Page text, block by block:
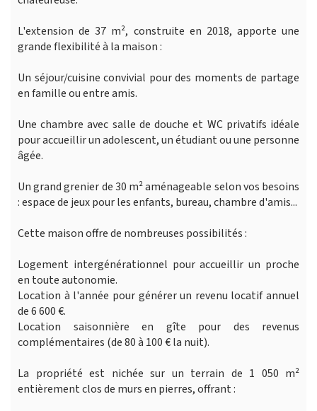
L'extension de 37 m², construite en 2018, apporte une
grande flexibilité à la maison :
Un séjour/cuisine convivial pour des moments de partage
en famille ou entre amis.
Une chambre avec salle de douche et WC privatifs idéale
pour accueillir un adolescent, un étudiant ou une personne
âgée.
Un grand grenier de 30 m² aménageable selon vos besoins
: espace de jeux pour les enfants, bureau, chambre d'amis...
Cette maison offre de nombreuses possibilités :
Logement intergénérationnel pour accueillir un proche
en toute autonomie.
Location à l'année pour générer un revenu locatif annuel
de 6 600 €.
Location saisonnière en gîte pour des revenus
complémentaires (de 80 à 100 € la nuit).
La propriété est nichée sur un terrain de 1 050 m²
entièrement clos de murs en pierres, offrant :